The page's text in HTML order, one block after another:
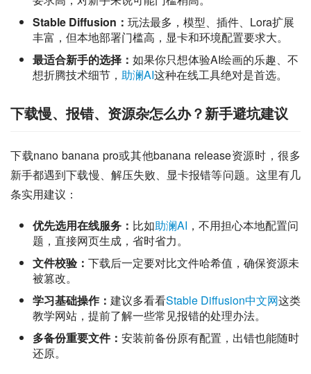
Stable Diffusion： 玩法最多，模型、插件、Lora扩展
丰富，但本地部署门槛高，显卡和环境配置要求大。
最适合新手的选择： 如果你只想体验AI绘画的乐趣、不
想折腾技术细节， 助澜AI这种在线工具绝对是首选。
下载慢、报错、资源杂怎么办？新手避坑建议
下载nano banana pro或其他banana release资源时，很多
新手都遇到下载慢、解压失败、显卡报错等问题。这里有几
条实用建议：
优先选用在线服务： 比如助澜AI ，不用担心本地配置问
题，直接网页生成，省时省力。
文件校验： 下载后一定要对比文件哈希值，确保资源未
被篡改。
学习基础操作： 建议多看看Stable Diffusion中文网这类
教学网站，提前了解一些常见报错的处理办法。
多备份重要文件： 安装前备份原有配置，出错也能随时
还原。